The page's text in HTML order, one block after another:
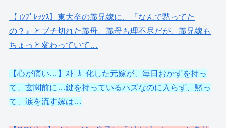
【ｺﾝﾌﾟﾚｯｸｽ】東大卒の義兄嫁に、『なんで黙ってた
の？』とブチ切れた義母。義母も理不尽だが、義兄嫁も
ちょっと変わっていて…
【心が痛い…】ｽﾄｰｶｰ化した元嫁が、毎日おかずを持っ
て、玄関前に…鍵を持っているハズなのに入らず、黙っ
て、涙を流す嫁は…